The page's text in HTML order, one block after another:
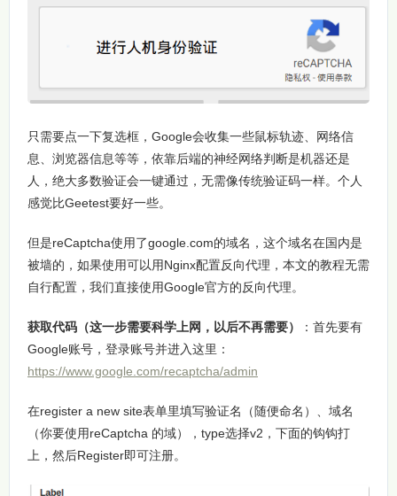
只需要点一下复选框，Google会收集一些鼠标轨迹、网络信
息、浏览器信息等等，依靠后端的神经网络判断是机器还是
人，绝大多数验证会一键通过，无需像传统验证码一样。个人
感觉比Geetest要好一些。
但是reCaptcha使用了google.com的域名，这个域名在国内是
被墙的，如果使用可以用Nginx配置反向代理，本文的教程无需
自行配置，我们直接使用Google官方的反向代理。
获取代码（这一步需要科学上网，以后不再需要）
：首先要有
Google账号，登录账号并进入这里：
https://www.google.com/recaptcha/admin
在register a new site表单里填写验证名（随便命名）、域名
（你要使用reCaptcha 的域），type选择v2，下面的钩钩打
上，然后Register即可注册。